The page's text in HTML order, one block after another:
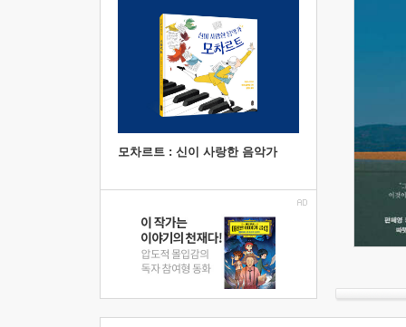
모차르트 : 신이 사랑한 음악가